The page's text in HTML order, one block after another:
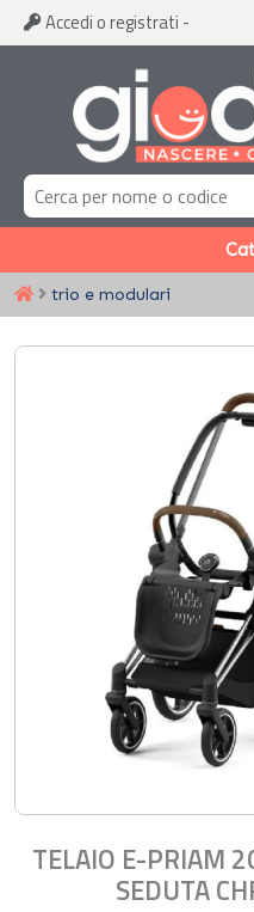
Accedi o registrati -
trio e modulari
TELAIO E-PRIAM
SEDUTA